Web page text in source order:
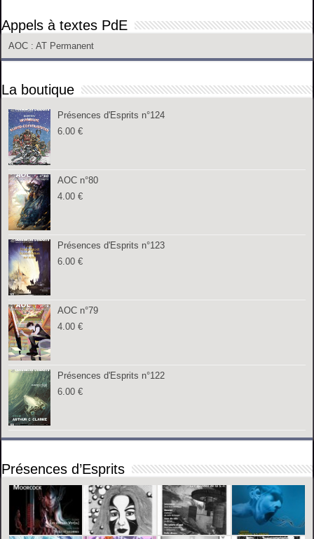
Appels à textes PdE
AOC : AT Permanent
La boutique
Présences d'Esprits n°124
6.00€
AOC n°80
4.00€
Présences d'Esprits n°123
6.00€
AOC n°79
4.00€
Présences d'Esprits n°122
6.00€
Présences d’Esprits